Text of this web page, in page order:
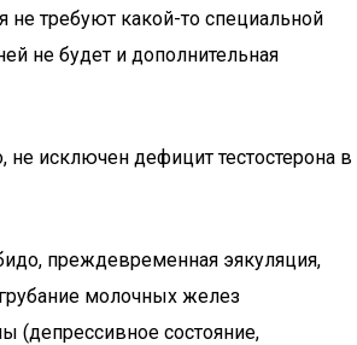
не требуют какой-то специальной
не будет и дополнительная
исключен дефицит тестостерона в
преждевременная эякуляция,
молочных желез
(депрессивное состояние,